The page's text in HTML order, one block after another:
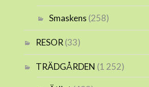
Smaskens (258)
RESOR (33)
TRÄDGÅRDEN (1 252)